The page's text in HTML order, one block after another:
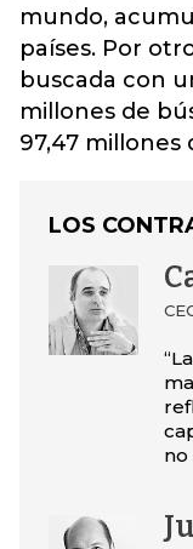
mundo,
países. Por
buscada con
millones de
97,47
LOS
no